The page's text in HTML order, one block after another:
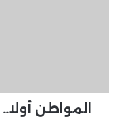
تنمية
المواطنينالمواطن